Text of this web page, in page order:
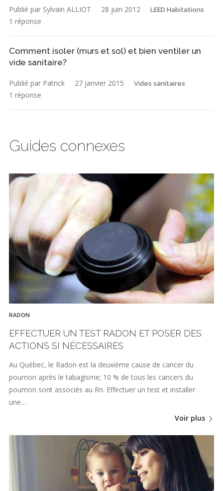
Publié par Sylvain ALLIOT 28 juin 2012 LEED Habitations
1 réponse
Comment isoler (murs et sol) et bien ventiler un
vide sanitaire?
Publié par Patrick 27 janvier 2015 Vides sanitaires
1 réponse
Guides connexes
RADON
EFFECTUER UN TEST RADON ET POSER DES
ACTIONS SI NÉCESSAIRES
Au Québec, le Radon est la deuxième cause de cancer du
poumon après le tabagisme; 10 % de tous les cancers du
poumon sont associés au Rn. Effectuer un test et installer
une…
Voir plus